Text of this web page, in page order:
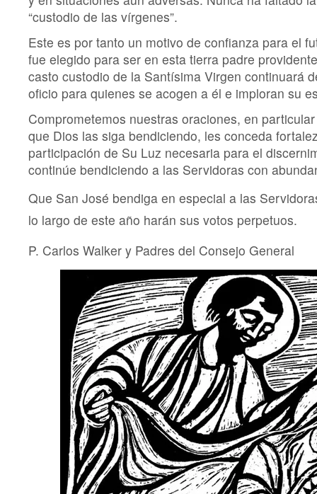
“custodio de las vírgenes”.
Este es por tanto un motivo de confianza para el
fue elegido para ser en esta tierra padre
casto custodio de la Santísima Virgen continuará
oficio para quienes se acogen a él e imploran su
Comprometemos nuestras oraciones, en
que Dios las siga bendiciendo, les conceda
participación de Su Luz necesaria para el
continúe bendiciendo a las Servidoras con
Que San José bendiga en especial a las
lo largo de este año harán sus votos perpetuos.
P. Carlos Walker y Padres del Consejo General